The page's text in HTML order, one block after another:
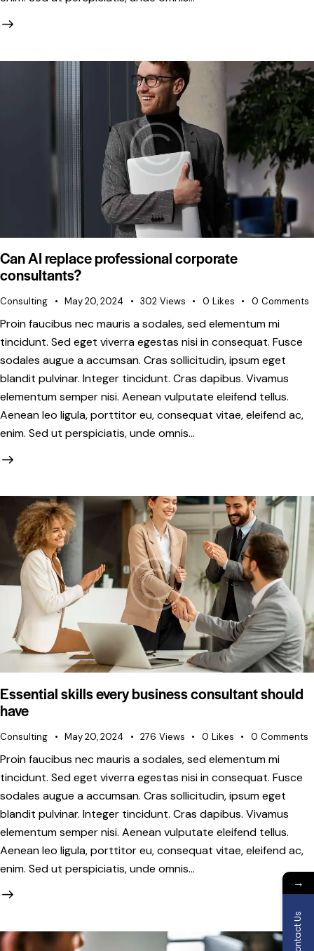
Can AI replace professional corporate
consultants?
Consulting May 20, 2024 302 Views 0 Likes 0 Comments
Proin faucibus nec mauris a sodales, sed elementum mi
tincidunt. Sed eget viverra egestas nisi in consequat. Fusce
sodales augue a accumsan. Cras sollicitudin, ipsum eget
blandit pulvinar. Integer tincidunt. Cras dapibus. Vivamus
elementum semper nisi. Aenean vulputate eleifend tellus.
Aenean leo ligula, porttitor eu, consequat vitae, eleifend ac,
enim. Sed ut perspiciatis, unde omnis…
Essential skills every business consultant should
have
Consulting May 20, 2024 276 Views 0 Likes 0 Comments
Proin faucibus nec mauris a sodales, sed elementum mi
tincidunt. Sed eget viverra egestas nisi in consequat. Fusce
sodales augue a accumsan. Cras sollicitudin, ipsum eget
blandit pulvinar. Integer tincidunt. Cras dapibus. Vivamus
elementum semper nisi. Aenean vulputate eleifend tellus.
Aenean leo ligula, porttitor eu, consequat vitae, eleifend ac,
enim. Sed ut perspiciatis, unde omnis…
→
Contact Us